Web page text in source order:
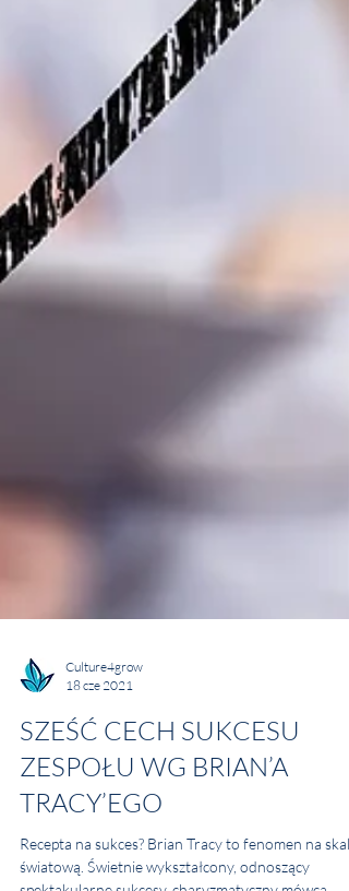
Culture4grow
18 cze 2021
SZEŚĆ CECH SUKCESU
ZESPOŁU WG BRIAN’A